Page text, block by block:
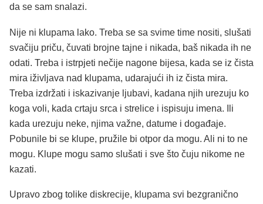
da se sam snalazi.
Nije ni klupama lako. Treba se sa svime time nositi, slušati
svačiju priču, čuvati brojne tajne i nikada, baš nikada ih ne
odati. Treba i istrpjeti nečije nagone bijesa, kada se iz čista
mira iživljava nad klupama, udarajući ih iz čista mira.
Treba izdržati i iskazivanje ljubavi, kadana njih urezuju ko
koga voli, kada crtaju srca i strelice i ispisuju imena. Ili
kada urezuju neke, njima važne, datume i događaje.
Pobunile bi se klupe, pružile bi otpor da mogu. Ali ni to ne
mogu. Klupe mogu samo slušati i sve što čuju nikome ne
kazati.
Upravo zbog tolike diskrecije, klupama svi bezgranično